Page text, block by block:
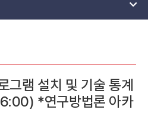
그램 설치 및 기술 통계
*연구방법론 아카